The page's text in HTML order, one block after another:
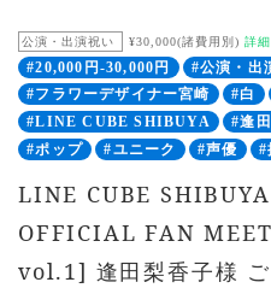
公演・出演祝い ¥30,000(諸費用別) 詳細
#20,000円-30,000円
#公演・出
#フラワーデザイナー宮崎
#白
#LINE CUBE SHIBUYA
#逢
#ポップ
#ユニーク #声優 #
LINE CUBE
OFFICIAL FAN
vol.1] 逢田梨香子様